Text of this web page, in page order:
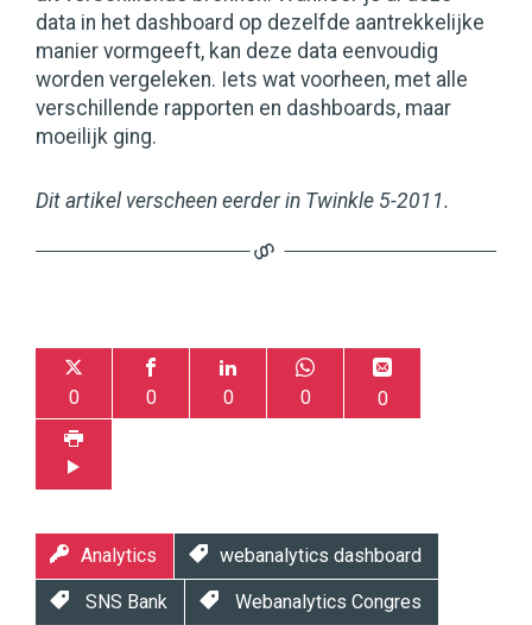
data in het dashboard op dezelfde aantrekkelijke
manier vormgeeft, kan deze data eenvoudig
worden vergeleken. Iets wat voorheen, met alle
verschillende rapporten en dashboards, maar
moeilijk ging.
Dit artikel verscheen eerder in Twinkle 5-2011.
0 0 0 0 0
Analytics webanalytics dashboard
SNS Bank Webanalytics Congres